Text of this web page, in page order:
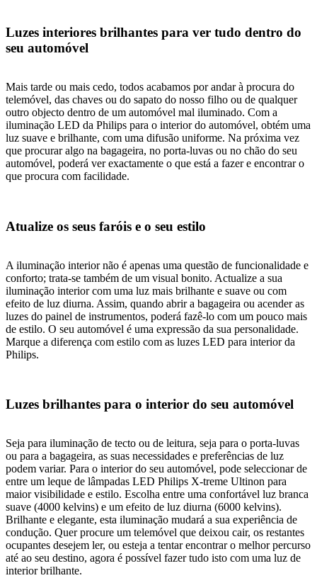
Luzes interiores brilhantes para ver tudo dentro do
seu automóvel
Mais tarde ou mais cedo, todos acabamos por andar à procura do
telemóvel, das chaves ou do sapato do nosso filho ou de qualquer
outro objecto dentro de um automóvel mal iluminado. Com a
iluminação LED da Philips para o interior do automóvel, obtém uma
luz suave e brilhante, com uma difusão uniforme. Na próxima vez
que procurar algo na bagageira, no porta-luvas ou no chão do seu
automóvel, poderá ver exactamente o que está a fazer e encontrar o
que procura com facilidade.
Atualize os seus faróis e o seu estilo
A iluminação interior não é apenas uma questão de funcionalidade e
conforto; trata-se também de um visual bonito. Actualize a sua
iluminação interior com uma luz mais brilhante e suave ou com
efeito de luz diurna. Assim, quando abrir a bagageira ou acender as
luzes do painel de instrumentos, poderá fazê-lo com um pouco mais
de estilo. O seu automóvel é uma expressão da sua personalidade.
Marque a diferença com estilo com as luzes LED para interior da
Philips.
Luzes brilhantes para o interior do seu automóvel
Seja para iluminação de tecto ou de leitura, seja para o porta-luvas
ou para a bagageira, as suas necessidades e preferências de luz
podem variar. Para o interior do seu automóvel, pode seleccionar de
entre um leque de lâmpadas LED Philips X-treme Ultinon para
maior visibilidade e estilo. Escolha entre uma confortável luz branca
suave (4000 kelvins) e um efeito de luz diurna (6000 kelvins).
Brilhante e elegante, esta iluminação mudará a sua experiência de
condução. Quer procure um telemóvel que deixou cair, os restantes
ocupantes desejem ler, ou esteja a tentar encontrar o melhor percurso
até ao seu destino, agora é possível fazer tudo isto com uma luz de
interior brilhante.